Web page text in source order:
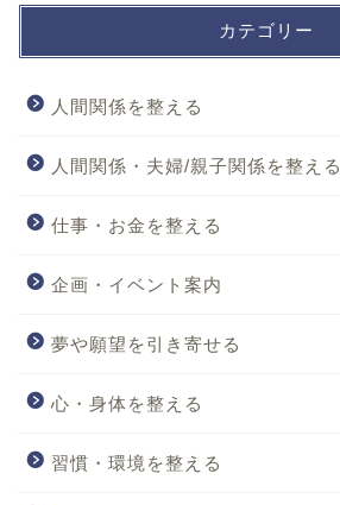
カテゴリー
人間関係を整える
人間関係・夫婦/親子関係を整える
仕事・お金を整える
企画・イベント案内
夢や願望を引き寄せる
心・身体を整える
習慣・環境を整える